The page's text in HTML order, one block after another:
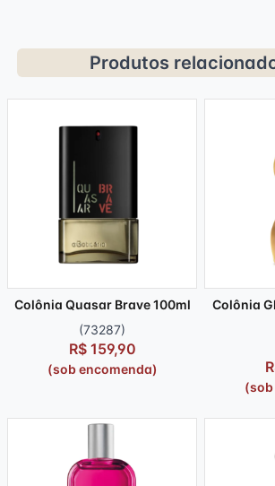
Produtos
Colônia Quasar Brave 100ml
(73287)
R$ 159,90
(sob encomenda)
Colônia